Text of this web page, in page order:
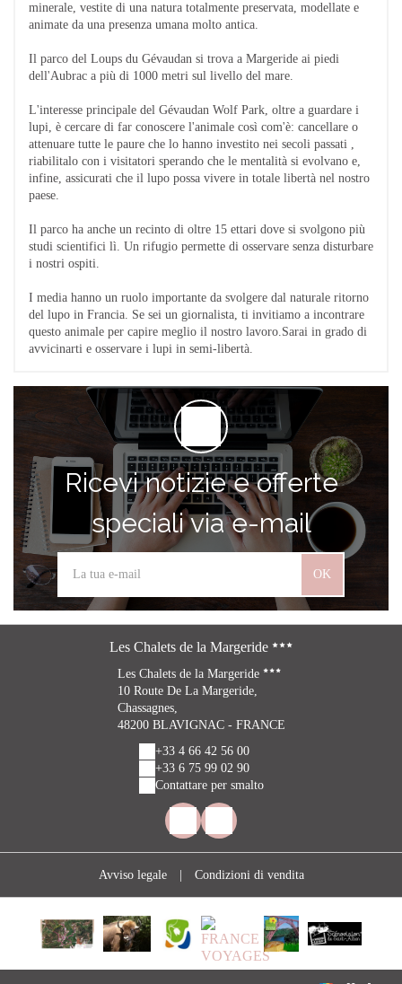
minerale, vestite di una natura totalmente preservata, modellate e
animate da una presenza umana molto antica.
Il parco del Loups du Gévaudan si trova a Margeride ai piedi
dell'Aubrac a più di 1000 metri sul livello del mare.
L'interesse principale del Gévaudan Wolf Park, oltre a guardare i
lupi, è cercare di far conoscere l'animale così com'è: cancellare o
attenuare tutte le paure che lo hanno investito nei secoli passati ,
riabilitalo con i visitatori sperando che le mentalità si evolvano e,
infine, assicurati che il lupo possa vivere in totale libertà nel nostro
paese.
Il parco ha anche un recinto di oltre 15 ettari dove si svolgono più
studi scientifici lì. Un rifugio permette di osservare senza disturbare
i nostri ospiti.
I media hanno un ruolo importante da svolgere dal naturale ritorno
del lupo in Francia. Se sei un giornalista, ti invitiamo a incontrare
questo animale per capire meglio il nostro lavoro.Sarai in grado di
avvicinarti e osservare i lupi in semi-libertà.
Ricevi notizie e offerte
speciali via e-mail
OK
Les Chalets de la Margeride
Les Chalets de la Margeride
10 Route De La Margeride,
Chassagnes,
48200 BLAVIGNAC - FRANCE
+33 4 66 42 56 00
+33 6 75 99 02 90
Contattare per smalto
Avviso legale Condizioni di vendita